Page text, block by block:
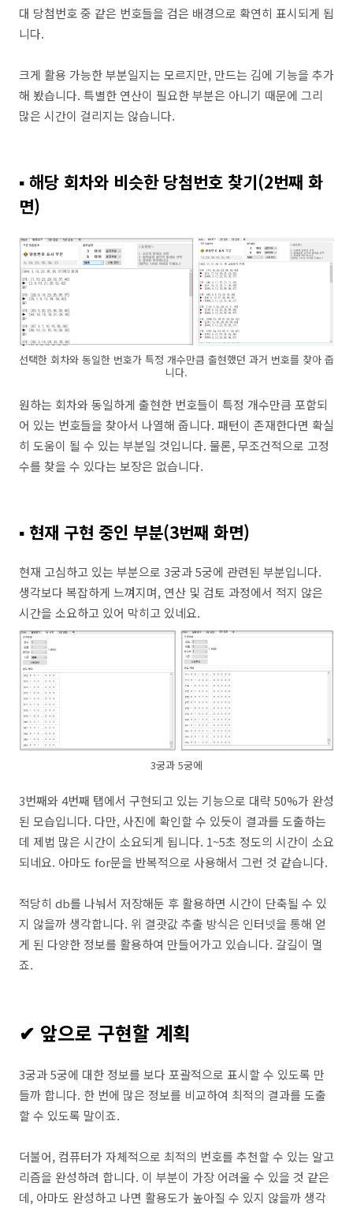
대 당첨번호 중 같은 번호들을 검은 배경으로 확연히 표시되게 됩
니다.
크게 활용 가능한 부분일지는 모르지만, 만드는 김에 기능을 추가
해 봤습니다. 특별한 연산이 필요한 부분은 아니기 때문에 그리
많은 시간이 걸리지는 않습니다.
▪ 해당 회차와 비슷한 당첨번호 찾기(2번째 화
면)
선택한 회차와 동일한 번호가 특정 개수만큼 출현했던 과거 번호를 찾아 줍
니다.
원하는 회차와 동일하게 출현한 번호들이 특정 개수만큼 포함되
어 있는 번호들을 찾아서 나열해 줍니다. 패턴이 존재한다면 확실
히 도움이 될 수 있는 부분일 것입니다. 물론, 무조건적으로 고정
수를 찾을 수 있다는 보장은 없습니다.
▪ 현재 구현 중인 부분(3번째 화면)
현재 고심하고 있는 부분으로 3궁과 5궁에 관련된 부분입니다.
생각보다 복잡하게 느껴지며, 연산 및 검토 과정에서 적지 않은
시간을 소요하고 있어 막히고 있네요.
3궁과 5궁에
3번째와 4번째 탭에서 구현되고 있는 기능으로 대략 50%가 완성
된 모습입니다. 다만, 사진에 확인할 수 있듯이 결과를 도출하는
데 제법 많은 시간이 소요되게 됩니다. 1~5초 정도의 시간이 소요
되네요. 아마도 for문을 반복적으로 사용해서 그런 것 같습니다.
적당히 db를 나눠서 저장해둔 후 활용하면 시간이 단축될 수 있
지 않을까 생각합니다. 위 결괏값 추출 방식은 인터넷을 통해 얻
게 된 다양한 정보를 활용하여 만들어가고 있습니다. 갈길이 멀
죠.
✔ 앞으로 구현할 계획
3궁과 5궁에 대한 정보를 보다 포괄적으로 표시할 수 있도록 만
들까 합니다. 한 번에 많은 정보를 비교하여 최적의 결과를 도출
할 수 있도록 말이죠.
더불어, 컴퓨터가 자체적으로 최적의 번호를 추천할 수 있는 알고
리즘을 완성하려 합니다. 이 부분이 가장 어려울 수 있을 것 같은
데, 아마도 완성하고 나면 활용도가 높아질 수 있지 않을까 생각